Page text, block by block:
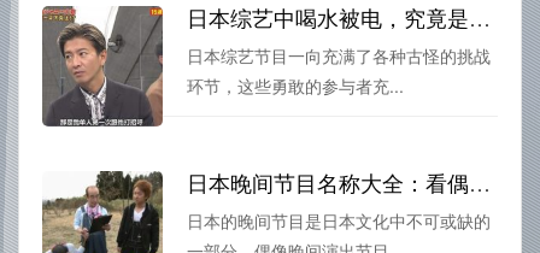
日本综艺中喝水被电，究竟是勇气还是疯狂？看看他们的表现
日本综艺节目一向充满了各种古怪的挑战
环节，这些勇敢的参与者充...
日本晚间节目名称大全：看偶像晚间演出，体验日本独特的娱乐文化。
日本的晚间节目是日本文化中不可或缺的